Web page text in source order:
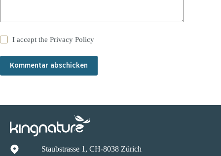
I accept thePrivacy Policy
Kommentar abschicken
Staubstrasse 1, CH-8038 Zürich